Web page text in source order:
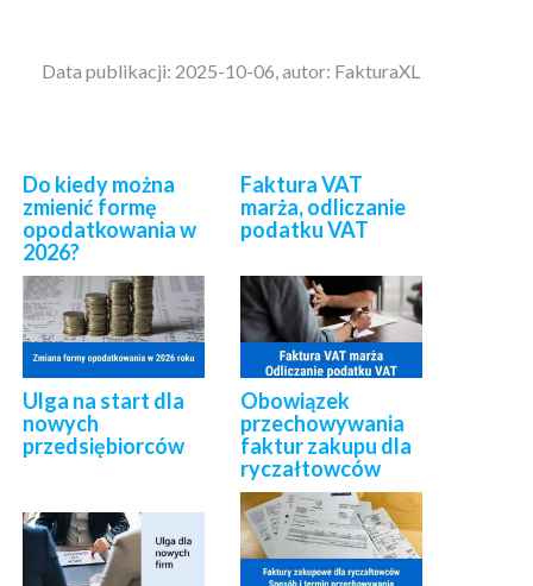
Data publikacji: 2025-10-06, autor: FakturaXL
Do kiedy można
zmienić formę
opodatkowania w
2026?
Faktura VAT
marża, odliczanie
podatku VAT
Ulga na start dla
nowych
przedsiębiorców
Obowiązek
przechowywania
faktur zakupu dla
ryczałtowców